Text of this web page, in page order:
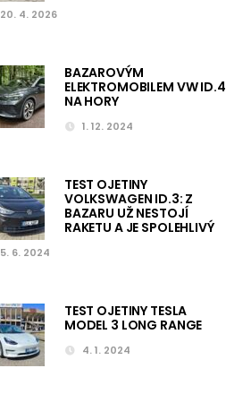
20. 4. 2026
BAZAROVÝM
ELEKTROMOBILEM VW ID.4
NA HORY
1. 12. 2024
TEST OJETINY
VOLKSWAGEN ID.3: Z
BAZARU UŽ NESTOJÍ
RAKETU A JE SPOLEHLIVÝ
5. 6. 2024
TEST OJETINY TESLA
MODEL 3 LONG RANGE
4. 1. 2024